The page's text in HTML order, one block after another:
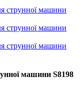
машини S8198